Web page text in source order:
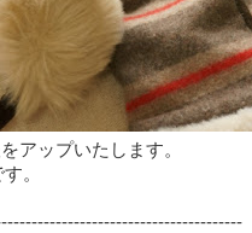
アップいたします。
。